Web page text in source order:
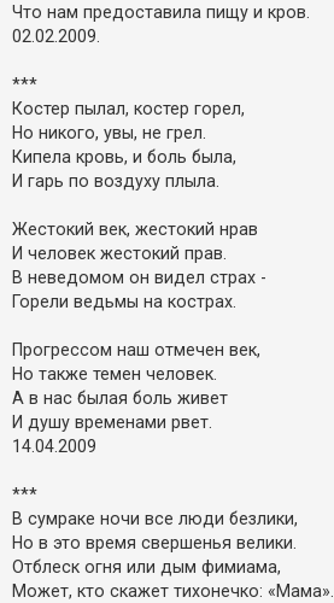
Что нам предоставила пищу и кров.
02.02.2009.
***
Костер пылал, костер горел,
Но никого, увы, не грел.
Кипела кровь, и боль была,
И гарь по воздуху плыла.
Жестокий век, жестокий нрав
И человек жестокий прав.
В неведомом он видел страх -
Горели ведьмы на кострах.
Прогрессом наш отмечен век,
Но также темен человек.
А в нас былая боль живет
И душу временами рвет.
14.04.2009
***
В сумраке ночи все люди безлики,
Но в это время свершенья велики.
Отблеск огня или дым фимиама,
Может, кто скажет тихонечко: «Мама».